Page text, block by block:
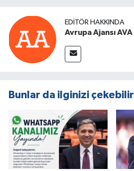
EDITÖR HAKKINDA
Avrupa Ajansı AVA
Bunlar da ilginizi çekebilir